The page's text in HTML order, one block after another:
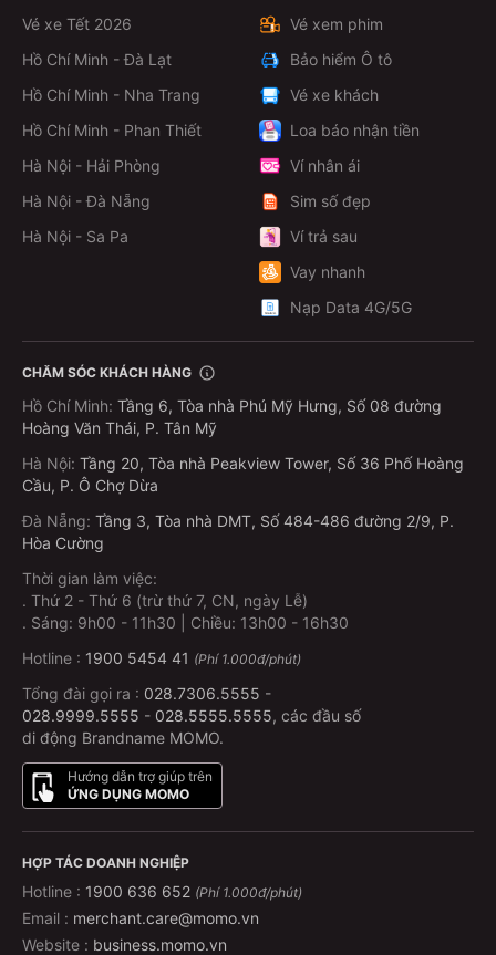
Miền Đông...), đón khách tận nơi gần nhà/hẻm, tuyến
buýt nội bộ theo lịch cố định.
Nội thất hiện đại – thoải mái tối đa
Giường nằm/cabin riêng/ghế limousine: đệm dày, bọc
da, ngả sâu – phù hợp cả hành trình ngắn & dài.
Ghế massage toàn thân (trên một số dòng limousine
Lạt – Sài Gòn, Cần Thơ – Sài Gòn...).
Tiện ích công nghệ & giải trí
Ổ cắm USB/cổng sạc cho điện thoại, laptop.
Màn hình cá nhân, tai nghe (ở dòng xe cabin cao
cấp).
Wifi miễn phí (trên một số tuyến cố định).
Đèn đọc sách riêng, hệ thống đèn LED dịu nhẹ.
thường xuyên.
Khăn lạnh + nước uống miễn phí.
Nhà vệ sinh trên xe (trang bị trên một số dòng xe
giường nằm mới).
An toàn & hỗ trợ
Dây an toàn cá nhân, nút gọi tài xế khẩn cấp.
Tài xế giàu kinh nghiệm, chạy đúng tốc độ, không
Vé xe Tết 2026
Hồ Chí Minh - Đà Lạt
Hồ Chí Minh - Nha Trang
Hồ Chí Minh - Phan Thiết
Hà Nội - Hải Phòng
Hà Nội - Đà Nẵng
Hà Nội - Sa Pa
Vé xem phim
Bảo hiểm Ô tô
Vé xe khách
Loa báo nhận tiền
Ví nhân ái
Sim số đẹp
Ví trả sau
Vay nhanh
Nạp Data 4G/5G
CHĂM SÓC KHÁCH HÀNG
Hồ Chí Minh: Tầng 6, Tòa nhà Phú Mỹ Hưng, Số 08 đường
Hoàng Văn Thái, P. Tân Mỹ
Hà Nội: Tầng 20, Tòa nhà Peakview Tower, Số 36 Phố Hoàng
Cầu, P. Ô Chợ Dừa
Đà Nẵng: Tầng 3, Tòa nhà DMT, Số 484-486 đường 2/9, P.
Hòa Cường
Thời gian làm việc:
. Thứ 2 - Thứ 6 (trừ thứ 7, CN, ngày Lễ)
. Sáng: 9h00 - 11h30 | Chiều: 13h00 - 16h30
Hotline : 1900 5454 41 (Phí 1.000đ/phút)
Tổng đài gọi ra : 028.7306.5555 -
028.9999.5555 - 028.5555.5555, các đầu số
di động Brandname MOMO.
Hướng dẫn trợ giúp trên
ỨNG DỤNG MOMO
HỢP TÁC DOANH NGHIỆP
Hotline : 1900 636 652 (Phí 1.000đ/phút)
Email : merchant.care@momo.vn
Website : business.momo.vn